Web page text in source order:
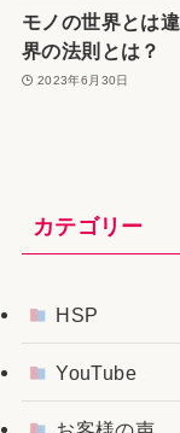
モノの世界とは
界の法則とは？
2023年6月30日
カテゴリー
HSP
YouTube